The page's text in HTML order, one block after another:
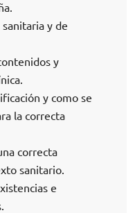
y de
y
y como se
la correcta
correcta
sanitario.
e